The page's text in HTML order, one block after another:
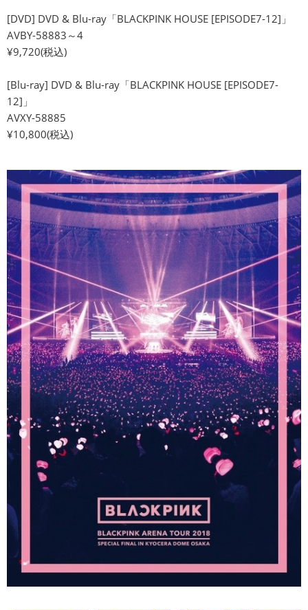
[DVD] DVD & Blu-ray「BLACKPINK HOUSE [EPISODE7-12]」
AVBY-58883～4
¥9,720(税込)
[Blu-ray] DVD & Blu-ray「BLACKPINK HOUSE [EPISODE7-
12]」
AVXY-58885
¥10,800(税込)